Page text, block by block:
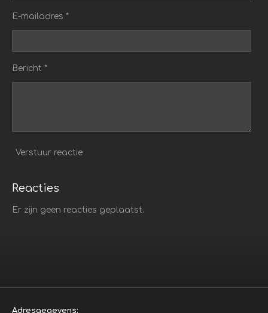
E-mailadres *
Bericht *
Verstuur reactie
Reacties
Er zijn geen reacties geplaatst.
Adresgegevens: